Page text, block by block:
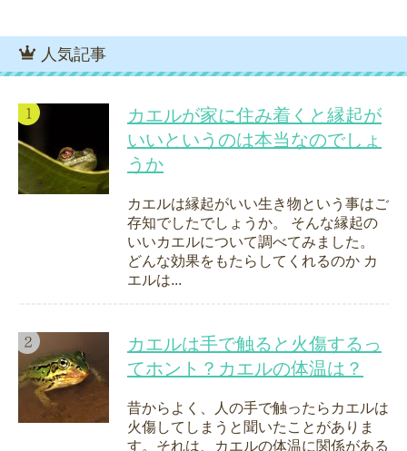
人気記事
カエルが家に住み着くと縁起が
いいというのは本当なのでしょ
うか
カエルは縁起がいい生き物という事はご
存知でしたでしょうか。 そんな縁起の
いいカエルについて調べてみました。
どんな効果をもたらしてくれるのか カ
エルは...
カエルは手で触ると火傷するっ
てホント？カエルの体温は？
昔からよく、人の手で触ったらカエルは
火傷してしまうと聞いたことがありま
す。それは、カエルの体温に関係がある